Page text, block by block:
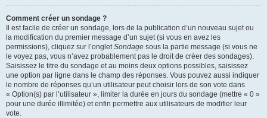
Comment créer un sondage ?
Il est facile de créer un sondage, lors de la publication d’un nouveau sujet ou
la modification du premier message d’un sujet (si vous en avez les
permissions), cliquez sur l’ongletSondage sous la partie message (si vous ne
le voyez pas, vous n’avez probablement pas le droit de créer des sondages).
Saisissez le titre du sondage et au moins deux options possibles, saisissez
une option par ligne dans le champ des réponses. Vous pouvez aussi indiquer
le nombre de réponses qu’un utilisateur peut choisir lors de son vote dans
« Option(s) par l’utilisateur », limiter la durée en jours du sondage (mettre « 0 »
pour une durée illimitée) et enfin permettre aux utilisateurs de modifier leur
vote.